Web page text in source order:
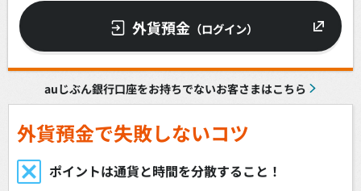
外貨預金（ログイン）
auじぶん銀行口座をお持ちでないお客さまはこちら
外貨預金で失敗しないコツ
ポイントは通貨と時間を分散すること！